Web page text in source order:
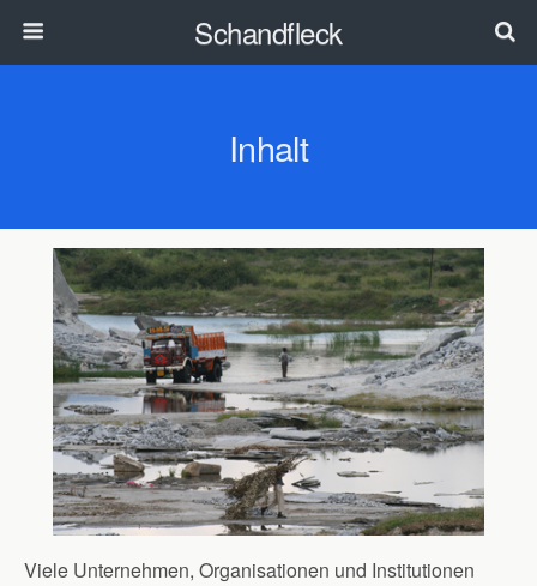
Schandfleck
Inhalt
Viele Unternehmen, Organisationen und Institutionen